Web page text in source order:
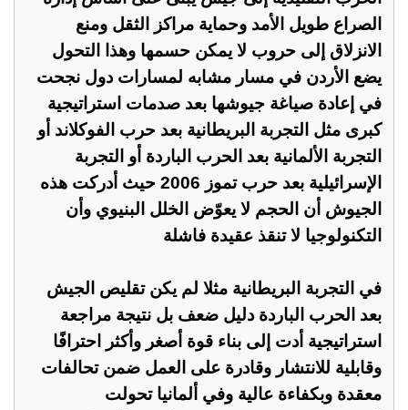
الصراع طويل الأمد وحماية مراكز الثقل ومنع
الانزلاق إلى حروب لا يمكن حسمها وهذا التحول
يضع الأردن في مسار مشابه لمسارات دول نجحت
في إعادة صياغة جيوشها بعد صدمات استراتيجية
كبرى مثل التجربة البريطانية بعد حرب الفوكلاند أو
التجربة الألمانية بعد الحرب الباردة أو التجربة
الإسرائيلية بعد حرب تموز 2006 حيث أدركت هذه
الجيوش أن الحجم لا يعوّض الخلل البنيوي وأن
التكنولوجيا لا تنقذ عقيدة فاشلة
في التجربة البريطانية مثلا لم يكن تقليص الجيش
بعد الحرب الباردة دليل ضعف بل نتيجة مراجعة
استراتيجية أدت إلى بناء قوة أصغر وأكثر احترافًا
وقابلية للانتشار وقادرة على العمل ضمن تحالفات
معقدة وبكفاءة عالية وفي ألمانيا تحولت